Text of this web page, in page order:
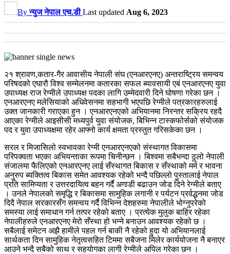
Byन्युज नेपाल एच.डी Last updated Aug 6, 2023
२१ श्रावण,कतार-गैर आवासीय नेपाली संघ (एनआरएनए) अन्तराष्ट्रिय समन्वय
परिषदको एघारौ विश्व सम्मेलनमा कतारका सफल ब्यावसायी एबं एनआरएनए युवा
उपाध्यक्ष राज रेग्मीले उपाध्यक्ष पदका लागि उम्मेदवारी दिने घोषणा गरेका छन ।
एनआरएनए मलेसियाको अधिवेसनमा सहभागी भएपछि रेग्मीले पत्रकारहरुलाई
उक्त जानकारी गराएका हुन । एनआरएनएको अभियानमा निरन्तर सक्रिय रहदै
आएका रेग्मीले आइसीसी मध्यपुर्व युवा संयोजक, बिभिन्न टास्कफोर्सको संयोजक
पद र युवा उपाध्यक्षमा रहेर आफ्नो कार्य क्षमता प्रस्तुत गरिसकेका छन ।
सरल र मिजासिलो स्वभावका रेग्मी एनआरएनएको संस्थागत विकासमा
परिपक्वता भएका अभियन्ताका रूपमा चिनीन्छन । बिश्वमा सबैभन्दा ठुलो नेपाली
संजालमा फैलिएको एनआरएनए लाई सँस्थागत बिकास र सँस्थाको मर्म र भावना
अनुरुप ब्यक्तित्व बिकास समेत आवश्यक रहेको भन्दै पछिल्लो पुस्तालाई नेपाल
प्रति सामिप्यता र उत्तरदायित्व बहन गर्दै अगाडी बढाउन जोड दिने रेग्मीले बताए
। उनले नेपालको समृद्धि र बिकासमा सामुहिक लगानी र पर्यटन प्रर्वद्धनमा जोड
दिदै नेपाल सरकारसँग समन्वय गर्दै विभिन्न देशहरुमा नेपालीले भोग्नुपरेको
समस्या लाई समाधान गर्न तत्पर रहेको बताए । प्रत्येक मुलुक बाहिर रहेका
नेपालीहरुले एनआरएनए मेरो सँस्था हो भन्ने बनाउन आवश्यक रहेको छ ।
सबैलाई समेटन अझै हामीले पहल गर्न बाकी नै रहेको हुदा यो अभियानलाई
सार्थकता दिन सामुहिक नेतृत्वसहित टिममा सबैजना मिलेर कार्ययोजना नै बनाएर
आउने भन्दै सबैको साथ र सहयोगका लागी रेग्मीले अपिल गरेका छन ।